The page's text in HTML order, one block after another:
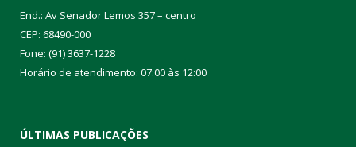
End.: Av Senador Lemos 357 – centro
CEP: 68490-000
Fone: (91) 3637-1228
Horário de atendimento: 07:00 às 12:00
ÚLTIMAS PUBLICAÇÕES